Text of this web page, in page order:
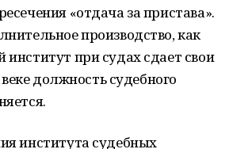
«отдача за пристава».
производство, как
институт при судах сдает свои
должность судебного
института судебных